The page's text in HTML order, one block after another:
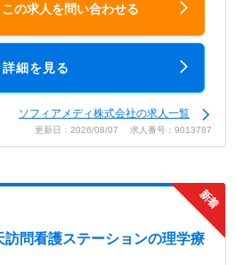
この求人を問い合わせる
詳細を見る
ソフィアメディ株式会社の求人一覧
更新日：2026/08/07 求人番号：9013787
問看護ステーションの理学療